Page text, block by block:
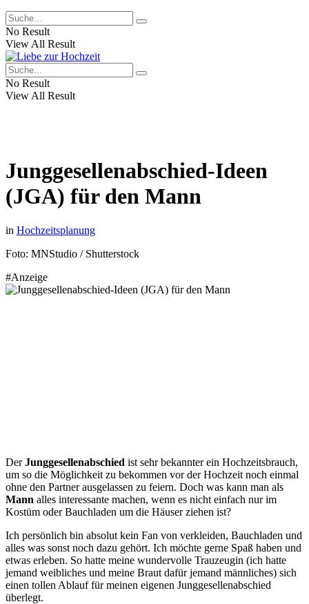
No Result
View All Result
No Result
View All Result
Junggesellenabschied-Ideen
(JGA) für den Mann
in Hochzeitsplanung
Foto: MNStudio / Shutterstock
#Anzeige
DerJunggesellenabschied ist sehr bekannter ein Hochzeitsbrauch,
um so die Möglichkeit zu bekommen vor der Hochzeit noch einmal
ohne den Partner ausgelassen zu feiern. Doch was kann man als
Mann alles interessante machen, wenn es nicht einfach nur im
Kostüm oder Bauchladen um die Häuser ziehen ist?
Ich persönlich bin absolut kein Fan von verkleiden, Bauchladen und
alles was sonst noch dazu gehört. Ich möchte gerne Spaß haben und
etwas erleben. So hatte meine wundervolle Trauzeugin (ich hatte
jemand weibliches und meine Braut dafür jemand männliches) sich
einen tollen Ablauf für meinen eigenen Junggesellenabschied
überlegt.